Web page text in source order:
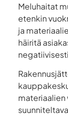
Meluhaitat
etenkin
ja
häiritä
materiaalien